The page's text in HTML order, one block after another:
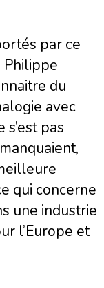
par ce
Philippe
du
avec
pas
qui concerne
une industrie
l’Europe et